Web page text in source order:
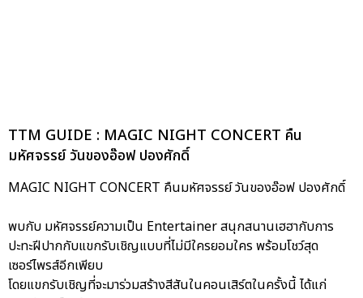
TTM GUIDE : MAGIC NIGHT CONCERT คืน
มหัศจรรย์ วันของอ๊อฟ ปองศักดิ์
MAGIC NIGHT CONCERT คืนมหัศจรรย์ วันของอ๊อฟ ปองศักดิ์
พบกับ มหัศจรรย์ความเป็น Entertainer สนุกสนานเฮฮากับการ
ปะทะฝีปากกับแขกรับเชิญแบบที่ไม่มีใครยอมใคร พร้อมโชว์สุด
เซอร์ไพรส์อีกเพียบ
โดยแขกรับเชิญที่จะมาร่วมสร้างสีสันในคอนเสิร์ตในครั้งนี้ ได้แก่